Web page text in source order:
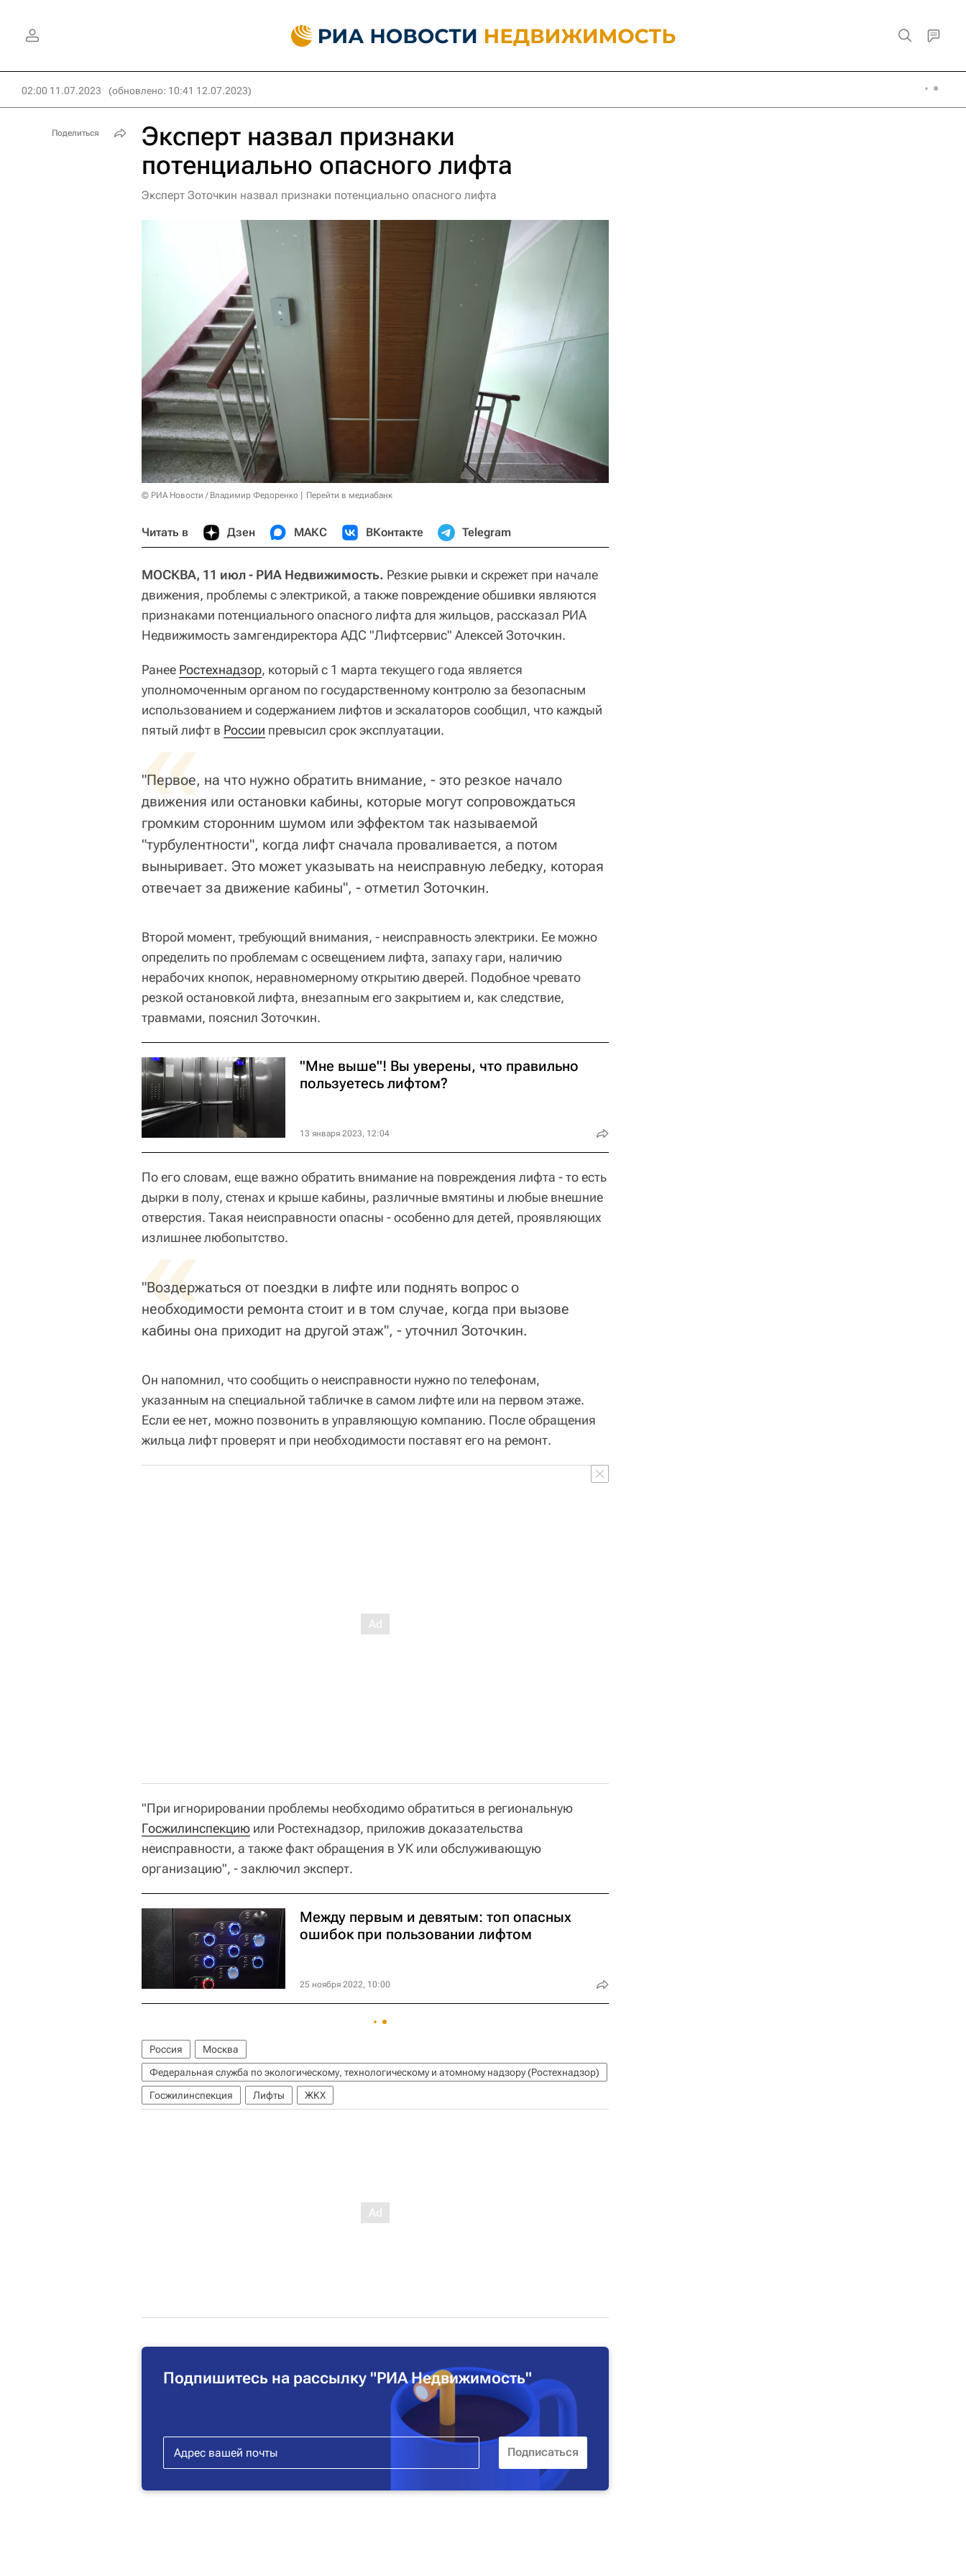
02:00 11.07.2023 (обновлено: 10:41 12.07.2023)
Эксперт назвал признаки
потенциально опасного лифта
Эксперт Зоточкин назвал признаки потенциально опасного лифта
© РИА Новости / Владимир Федоренко Перейти в медиабанк
Читать в Дзен МАКС ВКонтакте Telegram
МОСКВА, 11 июл - РИА Недвижимость. Резкие рывки и скрежет при начале
движения, проблемы с электрикой, а также повреждение обшивки являются
признаками потенциального опасного лифта для жильцов, рассказал РИА
Недвижимость замгендиректора АДС "Лифтсервис" Алексей Зоточкин.
Ранее Ростехнадзор, который с 1 марта текущего года является
уполномоченным органом по государственному контролю за безопасным
использованием и содержанием лифтов и эскалаторов сообщил, что каждый
пятый лифт в России превысил срок эксплуатации.
«
"Первое, на что нужно обратить внимание, - это резкое начало
движения или остановки кабины, которые могут сопровождаться
громким сторонним шумом или эффектом так называемой
"турбулентности", когда лифт сначала проваливается, а потом
выныривает. Это может указывать на неисправную лебедку, которая
отвечает за движение кабины", - отметил Зоточкин.
Второй момент, требующий внимания, - неисправность электрики. Ее можно
определить по проблемам с освещением лифта, запаху гари, наличию
нерабочих кнопок, неравномерному открытию дверей. Подобное чревато
резкой остановкой лифта, внезапным его закрытием и, как следствие,
травмами, пояснил Зоточкин.
"Мне выше"! Вы уверены, что правильно
пользуетесь лифтом?
13 января 2023, 12:04
По его словам, еще важно обратить внимание на повреждения лифта - то есть
дырки в полу, стенах и крыше кабины, различные вмятины и любые внешние
отверстия. Такая неисправности опасны - особенно для детей, проявляющих
излишнее любопытство.
«
"Воздержаться от поездки в лифте или поднять вопрос о
необходимости ремонта стоит и в том случае, когда при вызове
кабины она приходит на другой этаж", - уточнил Зоточкин.
Он напомнил, что сообщить о неисправности нужно по телефонам,
указанным на специальной табличке в самом лифте или на первом этаже.
Если ее нет, можно позвонить в управляющую компанию. После обращения
жильца лифт проверят и при необходимости поставят его на ремонт.
"При игнорировании проблемы необходимо обратиться в региональную
Госжилинспекцию или Ростехнадзор, приложив доказательства
неисправности, а также факт обращения в УК или обслуживающую
организацию", - заключил эксперт.
Между первым и девятым: топ опасных
ошибок при пользовании лифтом
25 ноября 2022, 10:00
Россия
Москва
Федеральная служба по экологическому, технологическому и атомному надзору (Ростехнадзор)
Госжилинспекция
Лифты ЖКХ
Подпишитесь на рассылку "РИА Недвижимость"
Поделиться